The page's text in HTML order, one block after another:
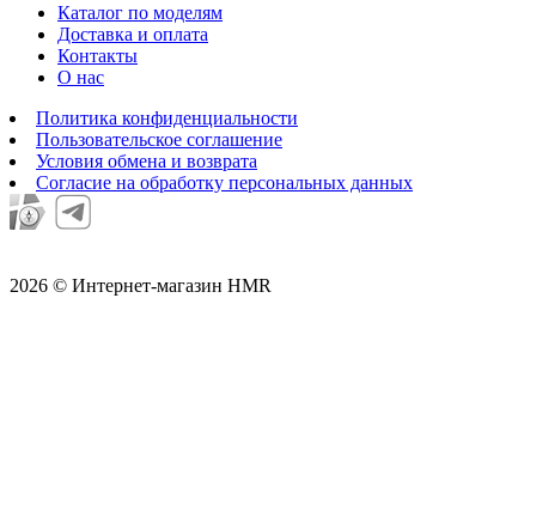
Каталог по моделям
Доставка и оплата
Контакты
О нас
Политика конфиденциальности
Пользовательское соглашение
Условия обмена и возврата
Согласие на обработку персональных данных
2026 © Интернет-магазин HMR